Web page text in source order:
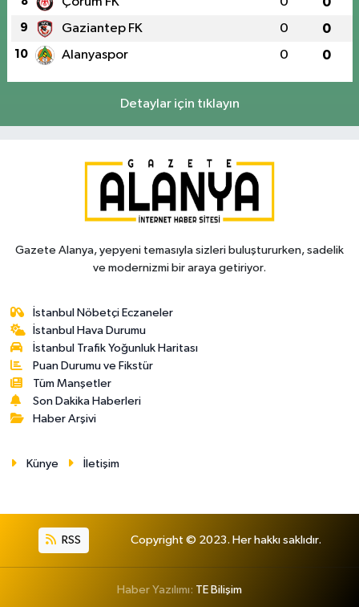
9 Gaziantep FK 0 0
10 Alanyaspor 0 0
Detaylar için tıklayın
Gazete Alanya, yepyeni temasıyla sizleri buluştururken, sadelik
ve modernizmi bir araya getiriyor.
İstanbul Nöbetçi Eczaneler
İstanbul Hava Durumu
İstanbul Trafik Yoğunluk Haritası
Puan Durumu ve Fikstür
Tüm Manşetler
Son Dakika Haberleri
Haber Arşivi
Künye İletişim
RSS Copyright © 2023. Her hakkı saklıdır.
Haber Yazılımı: TE Bilişim